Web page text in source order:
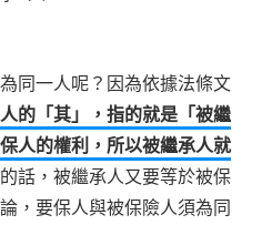
同一人呢？因為依據法條文
的「其」，指的就是「被繼
人的權利，所以被繼承人就
話，被繼承人又要等於被保
，要保人與被保險人須為同